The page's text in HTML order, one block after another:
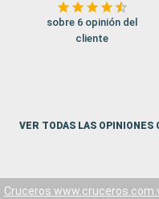
sobre 6 opinión del
cliente
VER TODAS LAS OPINIONES
Cruceros